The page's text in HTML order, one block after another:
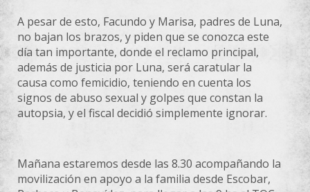
A pesar de esto, Facundo y Marisa, padres de Luna,
no bajan los brazos, y piden que se conozca este
día tan importante, donde el reclamo principal,
además de justicia por Luna, será caratular la
causa como femicidio, teniendo en cuenta los
signos de abuso sexual y golpes que constan la
autopsia, y el fiscal decidió simplemente ignorar.
Mañana estaremos desde las 8.30 acompañando la
movilización en apoyo a la familia desde Escobar,